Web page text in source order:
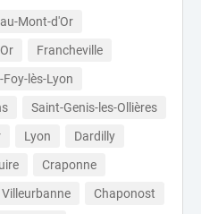
Mont-d'Or
Francheville
Foy-lès-Lyon
Saint-Genis-les-Ollières
Lyon
Dardilly
Craponne
Villeurbanne
Chaponost